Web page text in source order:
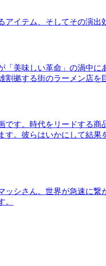
イテム、そしてその演出
「美味しい革命」の渦中
拠する街のラーメン店を
です。時代をリードする
。彼らはいかにして結
シさん。世界が急速に
。